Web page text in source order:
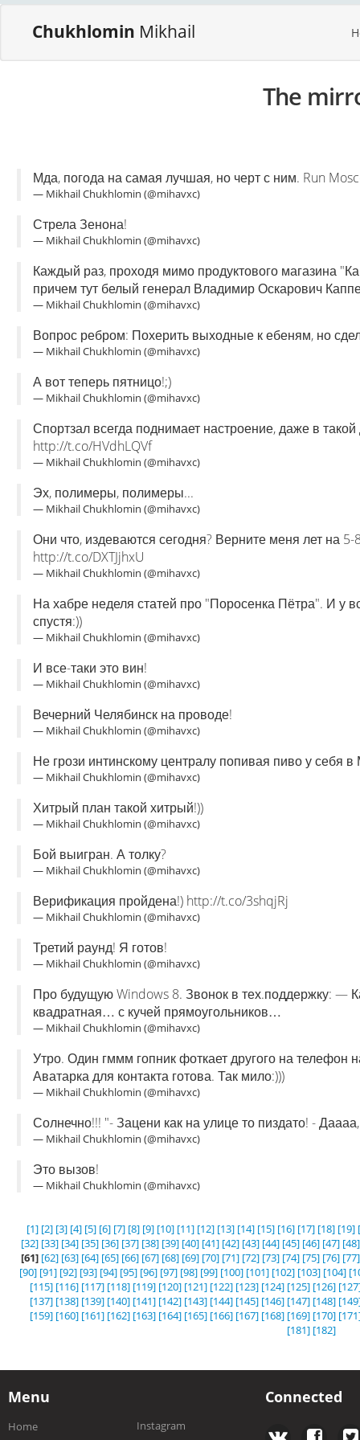
Chukhlomin Mikhail
The
Мда, погода на самая лучшая, но черт с ним. Run
— Mikhail Chukhlomin (@mihavxc)
Стрела Зенона!
— Mikhail Chukhlomin (@mihavxc)
Каждый раз, проходя мимо продуктового магазина
причем тут белый генерал Владимир Оскарович
— Mikhail Chukhlomin (@mihavxc)
Вопрос ребром: Похерить выходные к ебеням, но
— Mikhail Chukhlomin (@mihavxc)
А вот теперь пятницо!;)
— Mikhail Chukhlomin (@mihavxc)
Спортзал всегда поднимает настроение, даже в
http://t.co/HVdhLQVf
— Mikhail Chukhlomin (@mihavxc)
Эх, полимеры, полимеры...
— Mikhail Chukhlomin (@mihavxc)
Они что, издеваются сегодня? Верните меня лет на
http://t.co/DXTJjhxU
— Mikhail Chukhlomin (@mihavxc)
На хабре неделя статей про "Поросенка Пётра". И у
спустя:))
— Mikhail Chukhlomin (@mihavxc)
И все-таки это вин!
— Mikhail Chukhlomin (@mihavxc)
Вечерний Челябинск на проводе!
— Mikhail Chukhlomin (@mihavxc)
Не грози интинскому централу попивая пиво у себя в
— Mikhail Chukhlomin (@mihavxc)
Хитрый план такой хитрый!))
— Mikhail Chukhlomin (@mihavxc)
Бой выигран. А толку?
— Mikhail Chukhlomin (@mihavxc)
Верификация пройдена!) http://t.co/3shqjRj
— Mikhail Chukhlomin (@mihavxc)
Третий раунд! Я готов!
— Mikhail Chukhlomin (@mihavxc)
Про будущую Windows 8. Звонок в тех.поддержку: —
квадратная… с кучей прямоугольников…
— Mikhail Chukhlomin (@mihavxc)
Утро. Один гммм гопник фоткает другого на телефон
Аватарка для контакта готова. Так мило:)))
— Mikhail Chukhlomin (@mihavxc)
Солнечно!!! "- Зацени как на улице то пиздато! -
— Mikhail Chukhlomin (@mihavxc)
Это вызов!
— Mikhail Chukhlomin (@mihavxc)
[1] [2] [3] [4] [5] [6] [7] [8] [9] [10] [11] [12] [13] [14] [15] [16] [17] [18] [19]
[32] [33] [34] [35] [36] [37] [38] [39] [40] [41] [42] [43] [44] [45] [46] [47] [48]
[61] [62] [63] [64] [65] [66] [67] [68] [69] [70] [71] [72] [73] [74] [75] [76] [77]
[90] [91] [92] [93] [94] [95] [96] [97] [98] [99] [100] [101] [102] [103] [104]
[115] [116] [117] [118] [119] [120] [121] [122] [123] [124] [125] [126]
[137] [138] [139] [140] [141] [142] [143] [144] [145] [146] [147] [148]
[159] [160] [161] [162] [163] [164] [165] [166] [167] [168] [169] [170]
[181] [182]
Menu
Home
Instagram
Connected